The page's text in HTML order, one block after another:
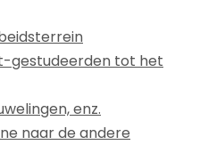
gestudeerden tot het
enz.
naar de andere